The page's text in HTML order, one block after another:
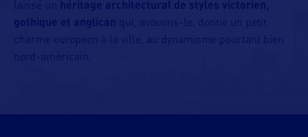
laissé un
héritage architectural de styles victorien,
gothique et anglican
qui, avouons-le, donne un petit
charme européen à la ville, au dynamisme pourtant bien
nord-américain.